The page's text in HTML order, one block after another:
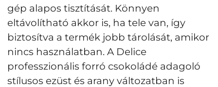
gép alapos tisztítását. Könnyen
eltávolítható akkor is, ha tele van, így
biztosítva a termék jobb tárolását, amikor
nincs használatban. A Delice
professzionális forró csokoládé adagoló
stílusos ezüst és arany változatban is